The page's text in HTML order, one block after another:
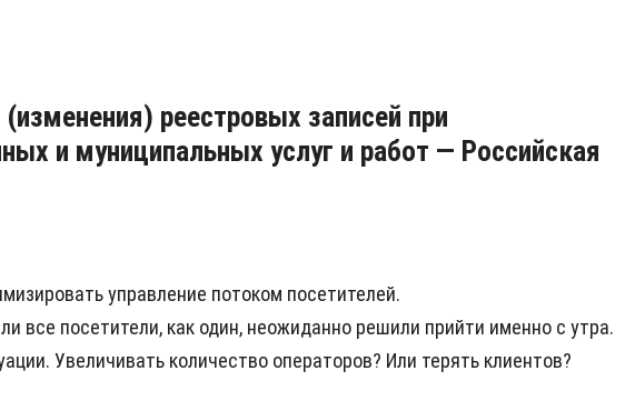
реестровых записей при
и муниципальных услуг и работ — Российская
управление потоком посетителей.
все посетители, как один, неожиданно решили прийти именно с утра.
Увеличивать количество операторов? Или терять клиентов?